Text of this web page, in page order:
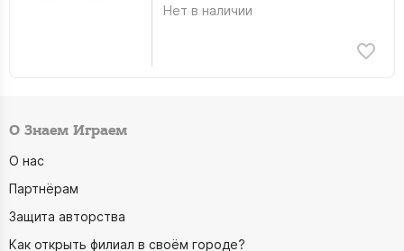
Нет в наличии
О Знаем Играем
О нас
Партнёрам
Защита авторства
Как открыть филиал в своём городе?